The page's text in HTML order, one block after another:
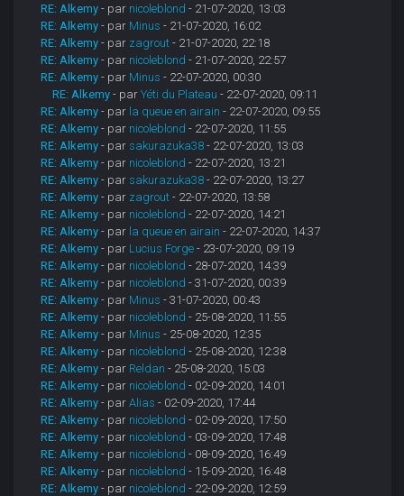
RE: Alkemy - par nicoleblond - 21-07-2020, 13:03
RE: Alkemy - par Minus - 21-07-2020, 16:02
RE: Alkemy - par zagrout - 21-07-2020, 22:18
RE: Alkemy - par nicoleblond - 21-07-2020, 22:57
RE: Alkemy - par Minus - 22-07-2020, 00:30
RE: Alkemy - parYéti du Plateau - 22-07-2020, 09:11
RE: Alkemy - par la queue en airain - 22-07-2020, 09:55
RE: Alkemy - par nicoleblond - 22-07-2020, 11:55
RE: Alkemy - par sakurazuka38 - 22-07-2020, 13:03
RE: Alkemy - par nicoleblond - 22-07-2020, 13:21
RE: Alkemy - par sakurazuka38 - 22-07-2020, 13:27
RE: Alkemy - par zagrout - 22-07-2020, 13:58
RE: Alkemy - par nicoleblond - 22-07-2020, 14:21
RE: Alkemy - par la queue en airain - 22-07-2020, 14:37
RE: Alkemy - par Lucius Forge - 23-07-2020, 09:19
RE: Alkemy - par nicoleblond - 28-07-2020, 14:39
RE: Alkemy - par nicoleblond - 31-07-2020, 00:39
RE: Alkemy - par Minus - 31-07-2020, 00:43
RE: Alkemy - par nicoleblond - 25-08-2020, 11:55
RE: Alkemy - par Minus - 25-08-2020, 12:35
RE: Alkemy - par nicoleblond - 25-08-2020, 12:38
RE: Alkemy - par Reldan - 25-08-2020, 15:03
RE: Alkemy - par nicoleblond - 02-09-2020, 14:01
RE: Alkemy - parAlias - 02-09-2020, 17:44
RE: Alkemy - par nicoleblond - 02-09-2020, 17:50
RE: Alkemy - par nicoleblond - 03-09-2020, 17:48
RE: Alkemy - par nicoleblond - 08-09-2020, 16:49
RE: Alkemy - par nicoleblond - 15-09-2020, 16:48
RE: Alkemy - par nicoleblond - 22-09-2020, 12:59